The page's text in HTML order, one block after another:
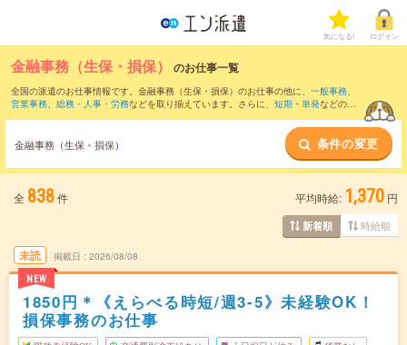
気になる! ログイン
金融事務（生保・損保） のお仕事一覧
全国の派遣のお仕事情報です。金融事務（生保・損保）のお仕事の他に、 一般事務、
営業事務、 総務・人事・労務などを取り揃えています。さらに、 短期 ・ 単発などの期
金融事務（生保・損保） 条件の変更
全 838件 平均時給: 1,370 円
新着順 時給順
未読
NEW
掲載日 2026/08/08
1850円＊《えらべる時短/週3-5》未経験OK！
損保事務のお仕事